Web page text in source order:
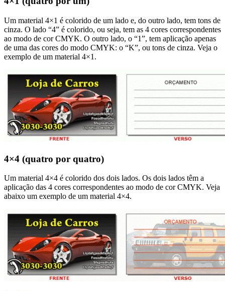
Um material 4×1 é colorido de um lado e, do outro lado, tem tons de
cinza. O lado “4” é colorido, ou seja, tem as 4 cores correspondentes
ao modo de cor CMYK. O outro lado, o “1”, tem aplicação apenas
de uma das cores do modo CMYK: o “K”, ou tons de cinza. Veja o
exemplo de um material 4×1.
4×4 (quatro por quatro)
Um material 4×4 é colorido dos dois lados. Os dois lados têm a
aplicação das 4 cores correspondentes ao modo de cor CMYK. Veja
abaixo um exemplo de um material 4×4.